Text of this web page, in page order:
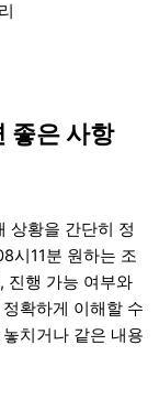
좋은 사항
상황을 간단히 정
시11분 원하는 조
진행 가능 여부와
확하게 이해할 수
치거나 같은 내용